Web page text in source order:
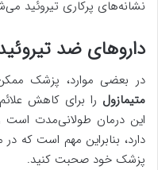
نشانه‌های پرکاری تیروئید
داروهای ضد
در بعضی موارد، پزشک
متیمازول را برای کاهش
این درمان طولانی‌مدت است
دارد، بنابراین مهم است که
پزشک خود صحبت کنید.